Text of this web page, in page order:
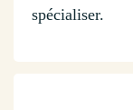
spécialiser.